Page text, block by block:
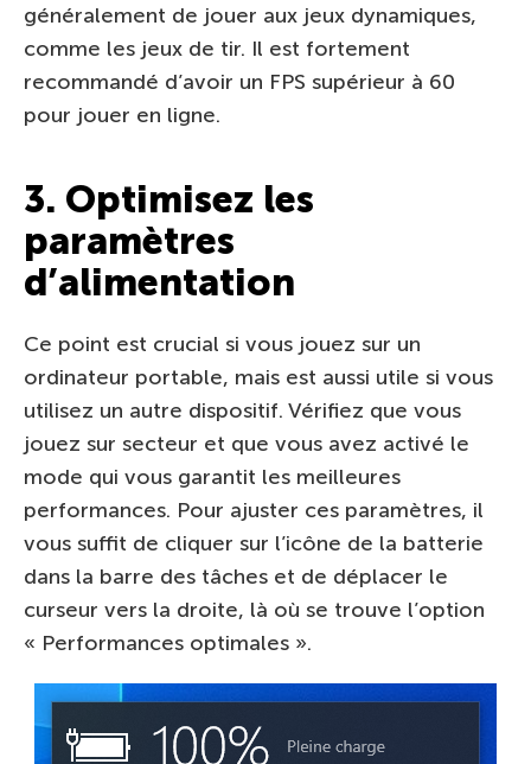
généralement de jouer aux jeux dynamiques,
comme les jeux de tir. Il est fortement
recommandé d’avoir un FPS supérieur à 60
pour jouer en ligne.
3. Optimisez les
paramètres
d’alimentation
Ce point est crucial si vous jouez sur un
ordinateur portable, mais est aussi utile si vous
utilisez un autre dispositif. Vérifiez que vous
jouez sur secteur et que vous avez activé le
mode qui vous garantit les meilleures
performances. Pour ajuster ces paramètres, il
vous suffit de cliquer sur l’icône de la batterie
dans la barre des tâches et de déplacer le
curseur vers la droite, là où se trouve l’option
« Performances optimales ».